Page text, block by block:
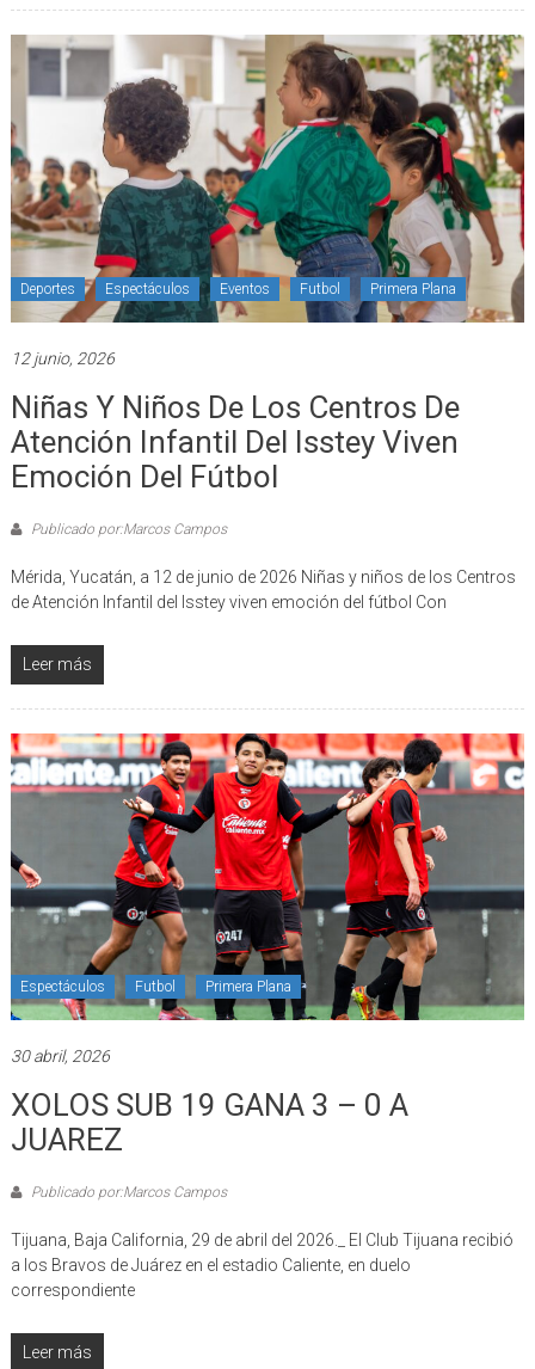
Deportes Espectáculos Eventos Futbol Primera Plana
12 junio, 2026
Niñas Y Niños De Los Centros De
Atención Infantil Del Isstey Viven
Emoción Del Fútbol
Publicado por:Marcos Campos
Mérida, Yucatán, a 12 de junio de 2026 Niñas y niños de los Centros
de Atención Infantil del Isstey viven emoción del fútbol Con
Leer más
Espectáculos Futbol Primera Plana
30 abril, 2026
XOLOS SUB 19 GANA 3 – 0 A
JUAREZ
Publicado por:Marcos Campos
Tijuana, Baja California, 29 de abril del 2026._ El Club Tijuana recibió
a los Bravos de Juárez en el estadio Caliente, en duelo
correspondiente
Leer más